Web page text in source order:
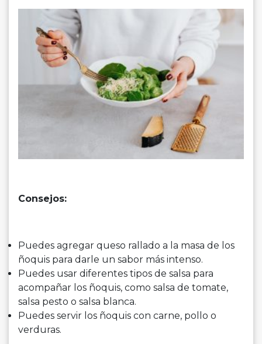
Consejos:
Puedes agregar queso rallado a la masa de los
ñoquis para darle un sabor más intenso.
Puedes usar diferentes tipos de salsa para
acompañar los ñoquis, como salsa de tomate,
salsa pesto o salsa blanca.
Puedes servir los ñoquis con carne, pollo o
verduras.